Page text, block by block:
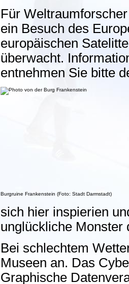
Für
ein Besuch des
europäischen
überwacht.
entnehmen Sie bitte
Burgruine Frankenstein (Foto: Stadt Darmstadt)
sich hier inspierien
unglückliche Monster
Bei schlechtem
Museen an. Das
Graphische